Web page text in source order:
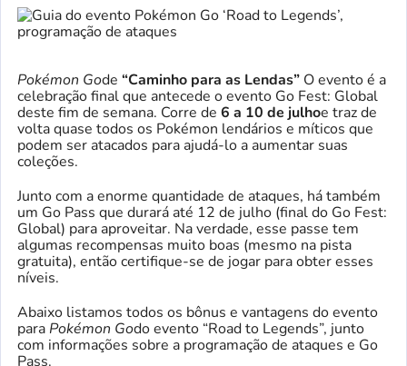
Pokémon Gode “Caminho para as Lendas” O evento é a
celebração final que antecede o evento Go Fest: Global
deste fim de semana. Corre de 6 a 10 de julhoe traz de
volta quase todos os Pokémon lendários e míticos que
podem ser atacados para ajudá-lo a aumentar suas
coleções.
Junto com a enorme quantidade de ataques, há também
um Go Pass que durará até 12 de julho (final do Go Fest:
Global) para aproveitar. Na verdade, esse passe tem
algumas recompensas muito boas (mesmo na pista
gratuita), então certifique-se de jogar para obter esses
níveis.
Abaixo listamos todos os bônus e vantagens do evento
para Pokémon Godo evento “Road to Legends”, junto
com informações sobre a programação de ataques e Go
Pass.